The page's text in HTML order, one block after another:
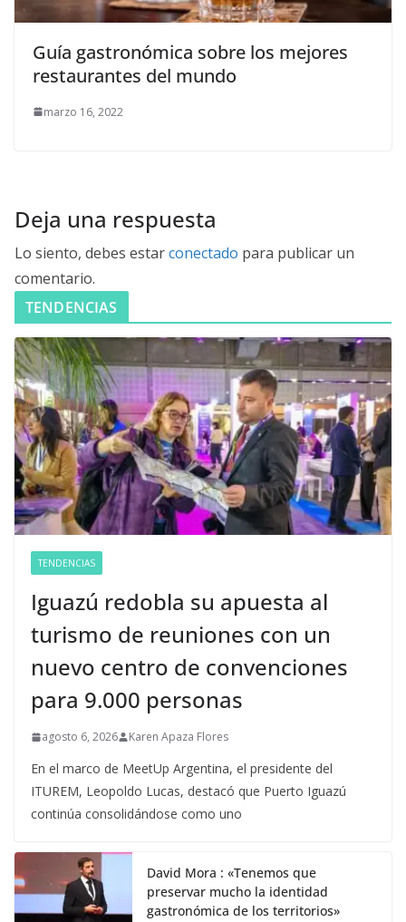
Guía gastronómica sobre los mejores
restaurantes del mundo
marzo 16, 2022
Deja una respuesta
Lo siento, debes estarconectado para publicar un
comentario.
TENDENCIAS
TENDENCIAS
Iguazú redobla su apuesta al
turismo de reuniones con un
nuevo centro de convenciones
para 9.000 personas
agosto 6, 2026 Karen Apaza Flores
En el marco de MeetUp Argentina, el presidente del
ITUREM, Leopoldo Lucas, destacó que Puerto Iguazú
continúa consolidándose como uno
David Mora : «Tenemos que
preservar mucho la identidad
gastronómica de los territorios»